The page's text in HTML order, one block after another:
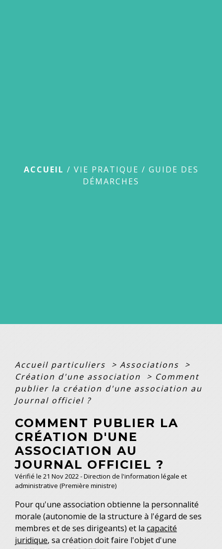
ACCUEIL / VIE PRATIQUE / GUIDE DES
DÉMARCHES
Accueil particuliers > Associations
>
Création d'une association
> Comment
publier la création d'une association au
Journal officiel ?
COMMENT PUBLIER LA
CRÉATION D'UNE
ASSOCIATION AU
JOURNAL OFFICIEL ?
Vérifié le 21 Nov 2022 - Direction de l'information légale et
administrative (Première ministre)
Pour qu'une association obtienne la personnalité
morale (autonomie de la structure à l'égard de ses
membres et de ses dirigeants) et la capacité
juridique, sa création doit faire l'objet d'une